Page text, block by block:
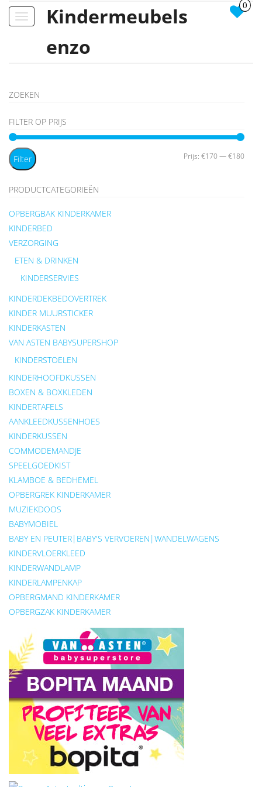
Toggle
Kindermeubels
enzo
0
ZOEKEN
FILTER OP PRIJS
Filter Prijs: €170 —€180
PRODUCTCATEGORIEËN
OPBERGBAK KINDERKAMER
KINDERBED
VERZORGING
ETEN & DRINKEN
KINDERSERVIES
KINDERDEKBEDOVERTREK
KINDER MUURSTICKER
KINDERKASTEN
VAN ASTEN BABYSUPERSHOP
KINDERSTOELEN
KINDERHOOFDKUSSEN
BOXEN & BOXKLEDEN
KINDERTAFELS
AANKLEEDKUSSENHOES
KINDERKUSSEN
COMMODEMANDJE
SPEELGOEDKIST
KLAMBOE & BEDHEMEL
OPBERGREK KINDERKAMER
MUZIEKDOOS
BABYMOBIEL
BABY EN PEUTER|BABY'S VERVOEREN|WANDELWAGENS
KINDERVLOERKLEED
KINDERWANDLAMP
KINDERLAMPENKAP
OPBERGMAND KINDERKAMER
OPBERGZAK KINDERKAMER